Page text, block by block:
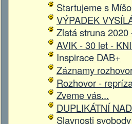
Startujeme s
VÝPADEK
Zlatá struna 2020
AVIK - 30 let -
Inspirace DAB+
Záznamy
Rozhovor -
Zveme vás...
DUPLIKÁTNÍ
Slavnosti